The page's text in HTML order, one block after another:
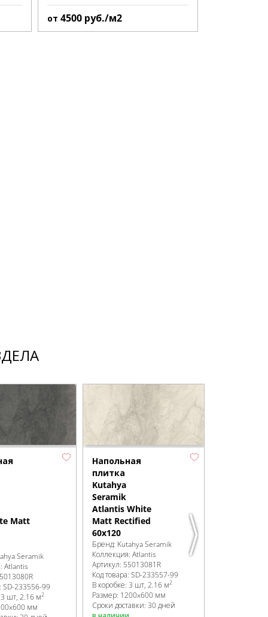
от 4500 руб./м2
Matt
Seramik
Atlantis
SD-233556-99
3 шт, 2.16 м2
мм
Напольная
плитка
Kutahya
Seramik
Atlantis White
Matt Rectified
60x120
Бренд: Kutahya Seramik
Коллекция: Atlantis
Артикул: 55013081R
Код товара: SD-233557-99
В коробке: 3 шт, 2.16 м2
Размер: 1200x600 мм
Сроки доставки: 30 дней